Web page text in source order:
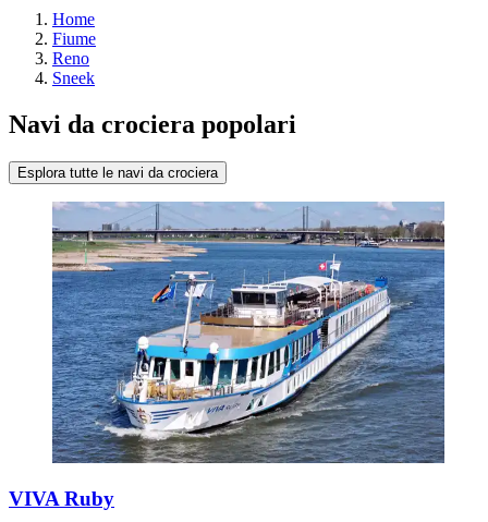
Home
Fiume
Reno
Sneek
Navi da crociera popolari
Esplora tutte le navi da crociera
VIVA Ruby